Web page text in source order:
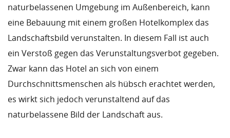
naturbelassenen Umgebung im Außenbereich, kann
eine Bebauung mit einem großen Hotelkomplex das
Landschaftsbild verunstalten. In diesem Fall ist auch
ein Verstoß gegen das Verunstaltungsverbot gegeben.
Zwar kann das Hotel an sich von einem
Durchschnittsmenschen als hübsch erachtet werden,
es wirkt sich jedoch verunstaltend auf das
naturbelassene Bild der Landschaft aus.